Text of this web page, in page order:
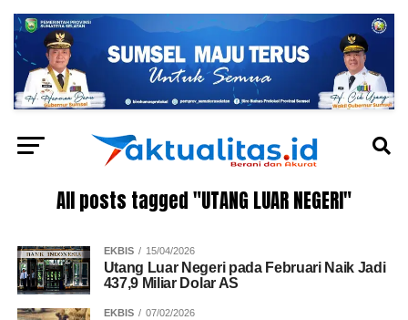
All posts tagged "UTANG LUAR NEGERI"
EKBIS 15/04/2026
Utang Luar Negeri pada Februari Naik Jadi
437,9 Miliar Dolar AS
EKBIS 07/02/2026